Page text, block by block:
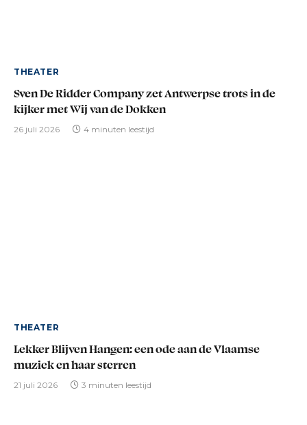
THEATER
Sven De Ridder Company zet Antwerpse trots in de
kijker met Wij van de Dokken
26 juli 2026 4 minuten leestijd
THEATER
Lekker Blijven Hangen: een ode aan de Vlaamse
muziek en haar sterren
21 juli 2026 3 minuten leestijd